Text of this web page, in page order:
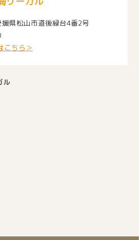
県松山市道後緑台4番2号
こちら＞
ル